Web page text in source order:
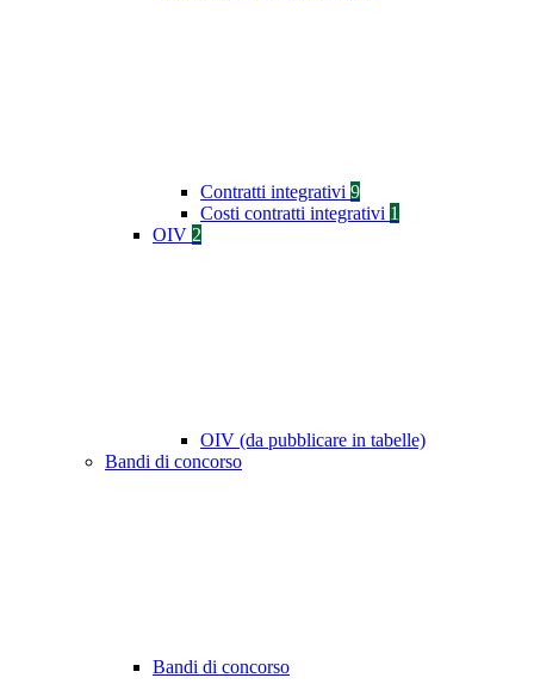
Contratti integrativi 9
Costi contratti integrativi 1
OIV 2
OIV (da pubblicare in tabelle)
Bandi di concorso
Bandi di concorso